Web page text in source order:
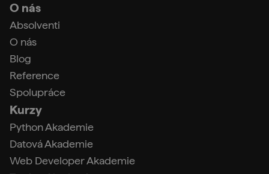
O nás
Absolventi
O nás
Blog
Reference
Spolupráce
Kurzy
Python Akademie
Datová Akademie
Web Developer Akademie